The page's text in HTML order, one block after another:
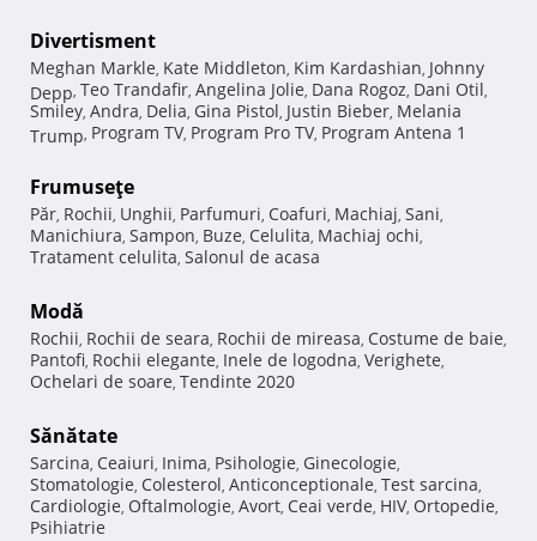
Divertisment
Meghan Markle, Kate Middleton, Kim Kardashian, Johnny
Depp, Teo Trandafir, Angelina Jolie, Dana Rogoz, Dani Otil,
Smiley, Andra, Delia, Gina Pistol, Justin Bieber, Melania
Trump, Program TV, Program Pro TV, Program Antena 1
Frumuseţe
Păr, Rochii, Unghii, Parfumuri, Coafuri, Machiaj, Sani,
Manichiura, Sampon, Buze, Celulita, Machiaj ochi,
Tratament celulita, Salonul de acasa
Modă
Rochii, Rochii de seara, Rochii de mireasa, Costume de baie,
Pantofi, Rochii elegante, Inele de logodna, Verighete,
Ochelari de soare, Tendinte 2020
Sănătate
Sarcina, Ceaiuri, Inima, Psihologie, Ginecologie,
Stomatologie, Colesterol, Anticonceptionale, Test sarcina,
Cardiologie, Oftalmologie, Avort, Ceai verde, HIV, Ortopedie,
Psihiatrie